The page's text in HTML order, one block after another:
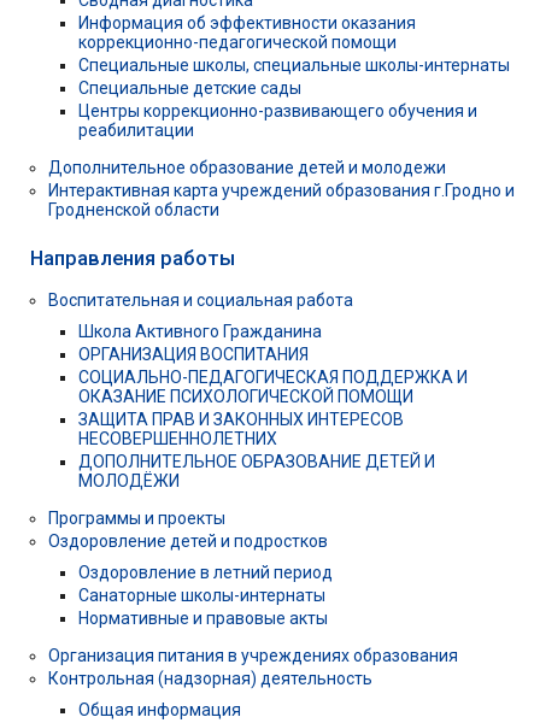
Информация об эффективности оказания
коррекционно-педагогической помощи
Специальные школы, специальные школы-интернаты
Специальные детские сады
Центры коррекционно-развивающего обучения и
реабилитации
Дополнительное образование детей и молодежи
Интерактивная карта учреждений образования г.Гродно и
Гродненской области
Направления работы
Воспитательная и социальная работа
Школа Активного Гражданина
ОРГАНИЗАЦИЯ ВОСПИТАНИЯ
СОЦИАЛЬНО-ПЕДАГОГИЧЕСКАЯ ПОДДЕРЖКА И
ОКАЗАНИЕ ПСИХОЛОГИЧЕСКОЙ ПОМОЩИ
ЗАЩИТА ПРАВ И ЗАКОННЫХ ИНТЕРЕСОВ
НЕСОВЕРШЕННОЛЕТНИХ
ДОПОЛНИТЕЛЬНОЕ ОБРАЗОВАНИЕ ДЕТЕЙ И
МОЛОДЁЖИ
Программы и проекты
Оздоровление детей и подростков
Оздоровление в летний период
Санаторные школы-интернаты
Нормативные и правовые акты
Организация питания в учреждениях образования
Контрольная (надзорная) деятельность
Общая информация